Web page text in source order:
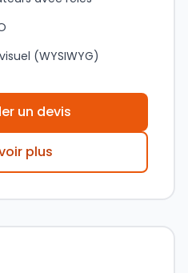
(WYSIWYG)
un devis
plus